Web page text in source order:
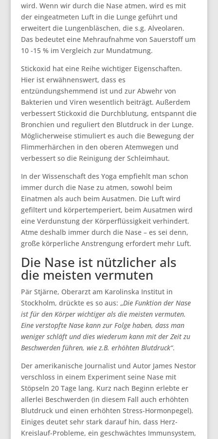
wird. Wenn wir durch die Nase atmen, wird es mit
der eingeatmeten Luft in die Lunge geführt und
erweitert die Lungenbläschen, die s.g. Alveolaren.
Das bedeutet eine Mehraufnahme von Sauerstoff um
10 -15 % im Vergleich zur Mundatmung.
Stickoxid hat eine Reihe wichtiger Eigenschaften.
Hier ist erwähnenswert, dass es
entzündungshemmend ist und zur Abwehr von
Bakterien und Viren wesentlich beiträgt. Außerdem
verbessert Stickoxid die Durchblutung, entspannt die
Bronchien und reguliert den Blutdruck in der Lunge.
Möglicherweise stimuliert es auch die Bewegung der
Flimmerhärchen in den oberen Atemwegen und
verbessert so die Reinigung der Schleimhaut.
In der Wissenschaft des Yoga empfiehlt man schon
immer durch die Nase zu atmen, sowohl beim
Einatmen als auch beim Ausatmen. Die Luft wird
gefiltert und körpertemperiert, beim Ausatmen wird
eine Verdunstung der Körperflüssigkeit verhindert.
Atme deshalb immer durch die Nase – es sei denn,
große körperliche Anstrengung erfordert mehr Luft.
Die Nase ist nützlicher als
die meisten vermuten
Pär Stjärne, Oberarzt am Karolinska Institut in
Stockholm, drückte es so aus: „Die Funktion der Nase
ist für den Körper wichtiger als die meisten vermuten.
Eine verstopfte Nase kann zur Folge haben, dass man
weniger schläft und dies wiederum kann mit der Zeit zu
Beschwerden führen, wie z.B. erhöhten Blutdruck“.
Der amerikanische Journalist und Autor James Nestor
verschloss in einem Experiment seine Nase mit
Stöpseln 20 Tage lang. Kurz nach Beginn erlebte er
allerlei Beschwerden (in diesem Fall auch erhöhten
Blutdruck und einen erhöhten Stress-Hormonpegel).
Einiges deutet sehr stark darauf hin, dass Herz-
Kreislauf-Probleme, ein geschwächtes Immunsystem,